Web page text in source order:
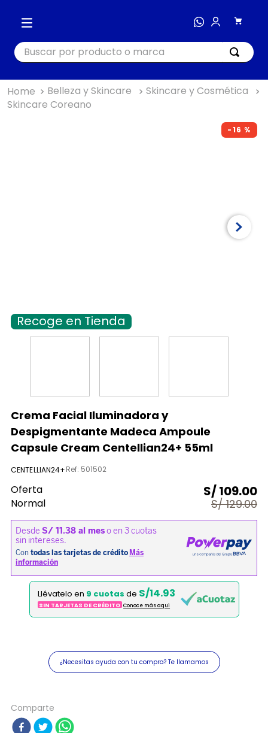
Buscar por producto o marca
Belleza y Skincare
Skincare y Cosmética
Skincare Coreano
-16 %
Recoge en Tienda
Crema Facial Iluminadora y
Despigmentante Madeca Ampoule
Capsule Cream Centellian24+ 55ml
CENTELLIAN24+Ref: 501502
Oferta S/109.00
Normal S/129.00
Llévatelo en 9 cuotas de S/14.93
SIN TARJETAS DE CRÉDITO Conoce más aqui
¿Necesitas ayuda con tu compra? Te llamamos
Comparte
TÉRMINOS MÁS BUSCADOS
1 .
cocina